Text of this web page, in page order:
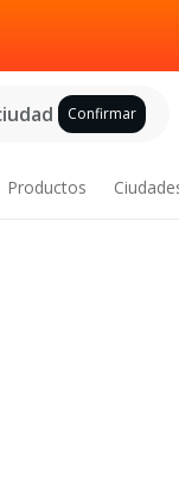
Confirmar
Productos